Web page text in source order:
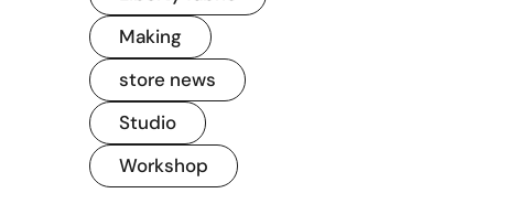
Making
store news
Studio
Workshop